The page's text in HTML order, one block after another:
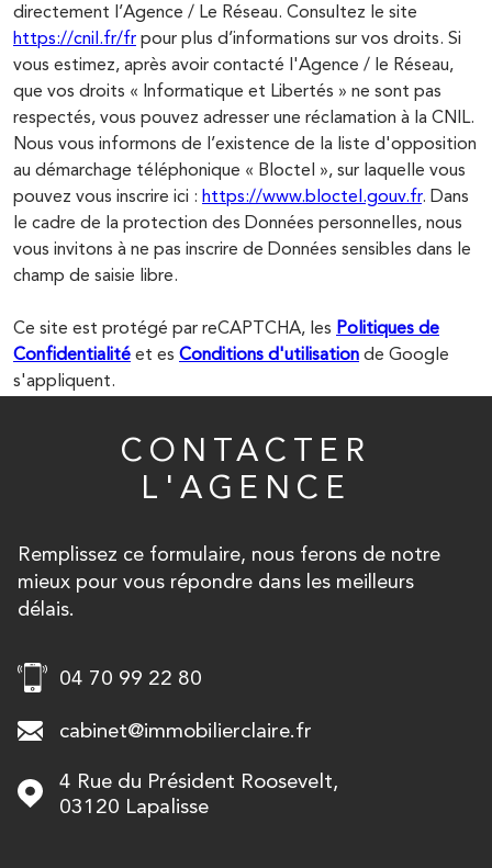
directement l’Agence / Le Réseau. Consultez le site
https://cnil.fr/fr pour plus d’informations sur vos droits. Si
vous estimez, après avoir contacté l'Agence / le Réseau,
que vos droits « Informatique et Libertés » ne sont pas
respectés, vous pouvez adresser une réclamation à la CNIL.
Nous vous informons de l’existence de la liste d'opposition
au démarchage téléphonique « Bloctel », sur laquelle vous
pouvez vous inscrire ici : https://www.bloctel.gouv.fr. Dans
le cadre de la protection des Données personnelles, nous
vous invitons à ne pas inscrire de Données sensibles dans le
champ de saisie libre.
Ce site est protégé par reCAPTCHA, les Politiques de
Confidentialité et es Conditions d'utilisation de Google
s'appliquent.
CONTACTER
L'AGENCE
Remplissez ce formulaire, nous ferons de notre
mieux pour vous répondre dans les meilleurs
délais.
04 70 99 22 80
cabinet@immobilierclaire.fr
4 Rue du Président Roosevelt,
03120
Lapalisse